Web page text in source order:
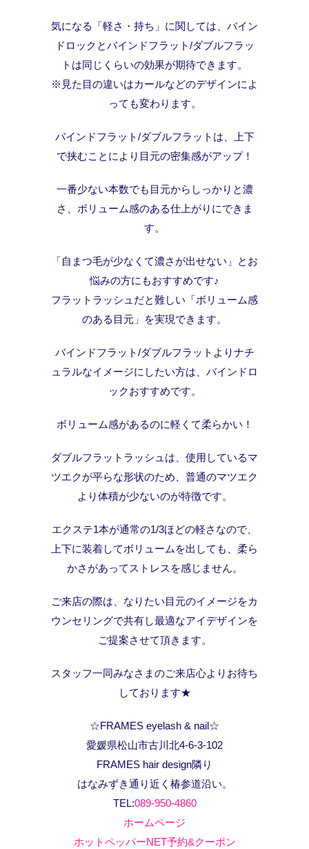
気になる「軽さ・持ち」に関しては、バイン
ドロックとバインドフラット/ダブルフラッ
トは同じくらいの効果が期待できます。
※見た目の違いはカールなどのデザインによ
っても変わります。
バインドフラット/ダブルフラットは、上下
で挟むことにより目元の密集感がアップ！
一番少ない本数でも目元からしっかりと濃
さ、ボリューム感のある仕上がりにできま
す。
「自まつ毛が少なくて濃さが出せない」とお
悩みの方にもおすすめです♪
フラットラッシュだと難しい「ボリューム感
のある目元」を実現できます。
バインドフラット/ダブルフラットよりナチ
ュラルなイメージにしたい方は、バインドロ
ックおすすめです。
ボリューム感があるのに軽くて柔らかい！
ダブルフラットラッシュは、使用しているマ
ツエクが平らな形状のため、普通のマツエク
より体積が少ないのが特徴です。
エクステ1本が通常の1/3ほどの軽さなので、
上下に装着してボリュームを出しても、柔ら
かさがあってストレスを感じません。
ご来店の際は、なりたい目元のイメージをカ
ウンセリングで共有し最適なアイデザインを
ご提案させて頂きます。
スタッフ一同みなさまのご来店心よりお待ち
しております★
☆FRAMES eyelash & nail☆
愛媛県松山市古川北4-6-3-102
FRAMES hair design隣り
はなみずき通り近く椿参道沿い。
TEL:089-950-4860
ホームページ
ホットペッパーNET予約&クーポン